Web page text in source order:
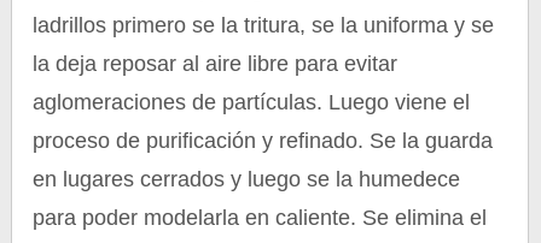
ladrillos primero se la tritura, se la uniforma y se
la deja reposar al aire libre para evitar
aglomeraciones de partículas. Luego viene el
proceso de purificación y refinado. Se la guarda
en lugares cerrados y luego se la humedece
para poder modelarla en caliente. Se elimina el